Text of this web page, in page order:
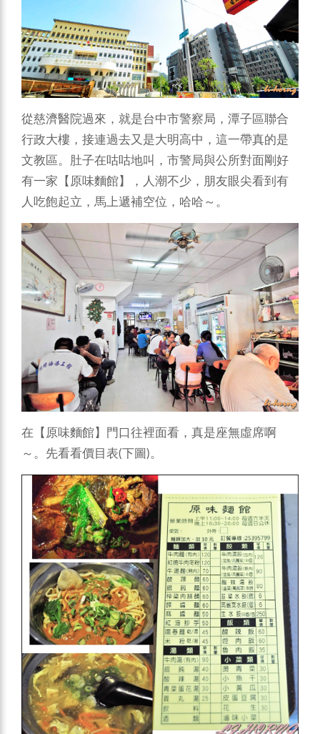
從慈濟醫院過來，就是台中市警察局，潭子區聯合
行政大樓，接連過去又是大明高中，這一帶真的是
文教區。肚子在咕咕地叫，市警局與公所對面剛好
有一家【原味麵館】，人潮不少，朋友眼尖看到有
人吃飽起立，馬上遞補空位，哈哈～。
在【原味麵館】門口往裡面看，真是座無虛席啊
～。先看看價目表(下圖)。